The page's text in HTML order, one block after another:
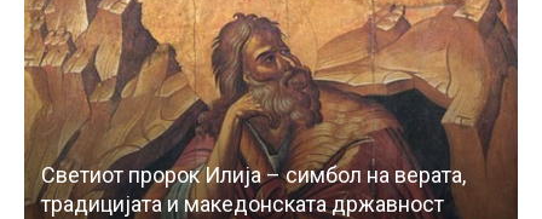
Светиот пророк Илија – симбол на верата,
традицијата и македонската државност